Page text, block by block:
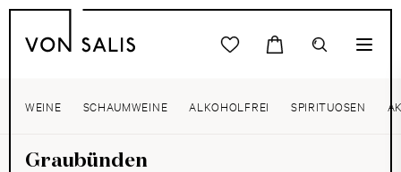
WEINE SCHAUMWEINE ALKOHOLFREI SPIRITUOSEN
Graubünden